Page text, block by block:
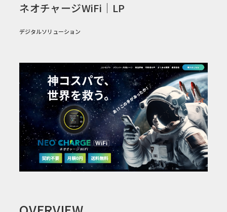
ネオチャージWiFi｜LP
デジタルソリューション